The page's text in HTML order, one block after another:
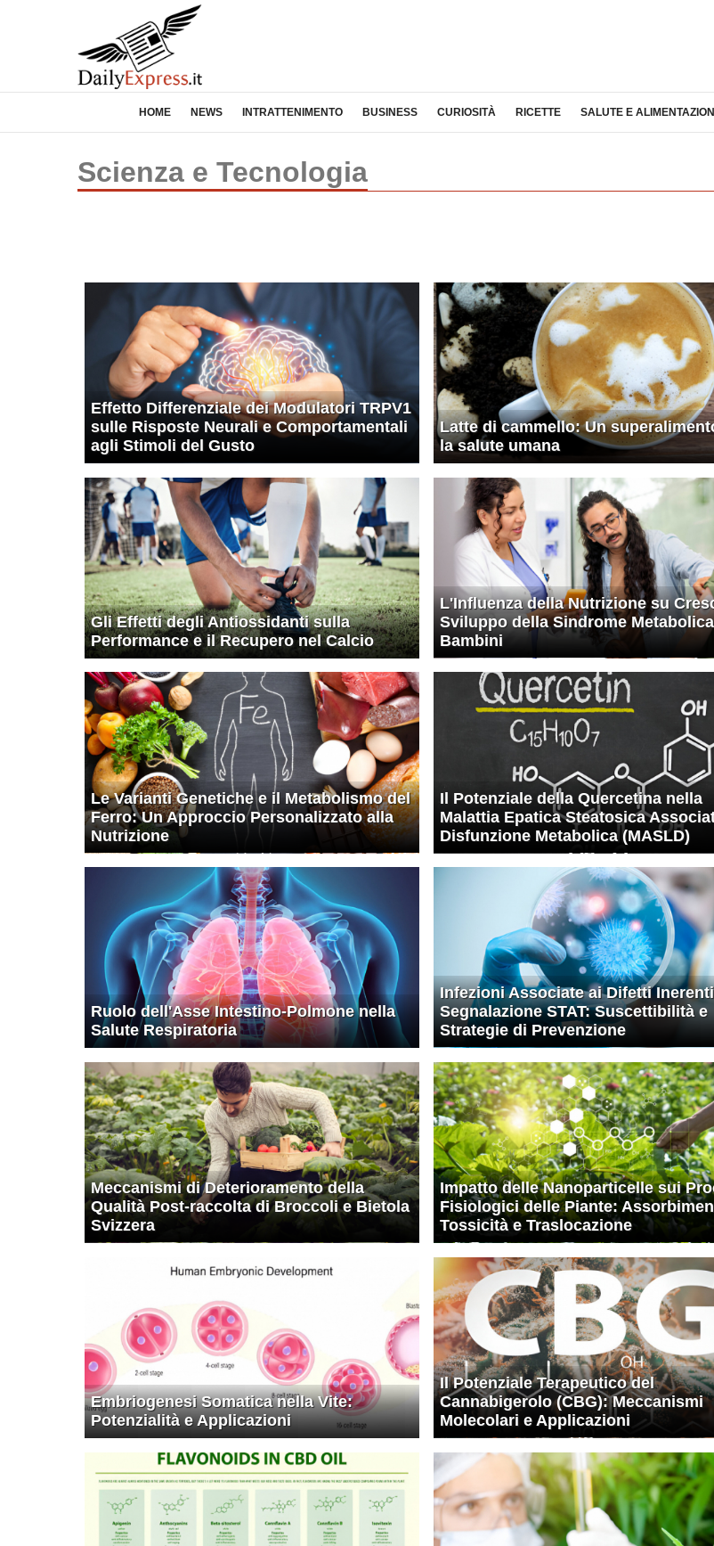
HOME NEWS INTRATTENIMENTO BUSINESS CURIOSITÀ RICETTE SALUTE E
Scienza e Tecnologia
Effetto Differenziale dei Modulatori TRPV1
sulle Risposte Neurali e Comportamentali
agli Stimoli del Gusto
Latte di cammello: Un
la salute umana
Gli Effetti degli Antiossidanti sulla
Performance e il Recupero nel Calcio
L'Influenza della Nutrizione su
Sviluppo della Sindrome
Bambini
Le Varianti Genetiche e il Metabolismo del
Ferro: Un Approccio Personalizzato alla
Nutrizione
Il Potenziale della Quercetina nella
Malattia Epatica Steatosica
Disfunzione Metabolica (MASLD)
Ruolo dell'Asse Intestino-Polmone nella
Salute Respiratoria
Infezioni Associate ai Difetti
Segnalazione STAT: Suscettibilità e
Strategie di Prevenzione
Meccanismi di Deterioramento della
Qualità Post-raccolta di Broccoli e Bietola
Svizzera
Impatto delle Nanoparticelle sui
Fisiologici delle Piante:
Tossicità e Traslocazione
Embriogenesi Somatica nella Vite:
Potenzialità e Applicazioni
Il Potenziale Terapeutico del
Cannabigerolo (CBG): Meccanismi
Molecolari e Applicazioni